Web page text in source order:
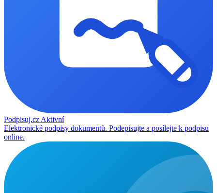
Podpisuj.cz Aktivní
Elektronické podpisy dokumentů. Podepisujte a posílejte k podpisu
online.